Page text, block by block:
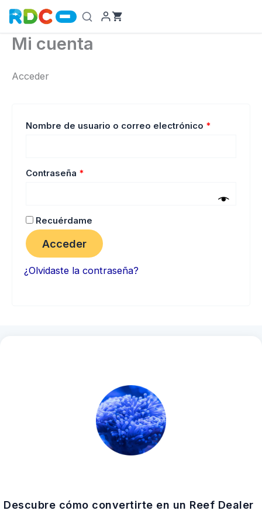
contenido
Mi cuenta
Acceder
Nombre de usuario o correo electrónico *
Contraseña *
Recuérdame
Acceder
¿Olvidaste la contraseña?
Descubre cómo convertirte en un Reef Dealer